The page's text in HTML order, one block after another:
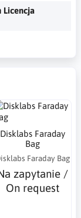
Licencja
Disklabs Faraday
Bag
Faraday Bag
zapytanie /
On request